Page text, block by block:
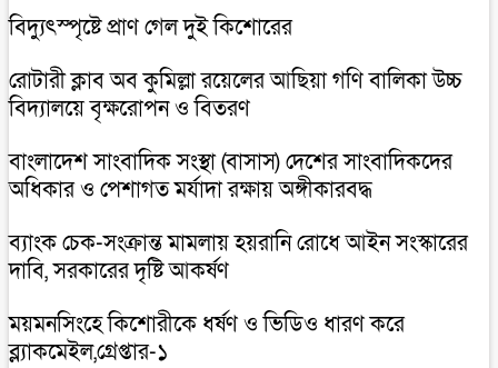
বিদ্যুৎস্পৃষ্টে প্রাণ গেল দুই কিশোরের
রোটারী ক্লাব অব কুমিল্লা রয়েলের আছিয়া গণি বালিকা উচ্চ
বিদ্যালয়ে বৃক্ষরোপন ও বিতরণ
বাংলাদেশ সাংবাদিক সংস্থা (বাসাস) দেশের সাংবাদিকদের
অধিকার ও পেশাগত মর্যাদা রক্ষায় অঙ্গীকারবদ্ধ
ব্যাংক চেক-সংক্রান্ত মামলায় হয়রানি রোধে আইন সংস্কারের
দাবি, সরকারের দৃষ্টি আকর্ষণ
ময়মনসিংহে কিশোরীকে ধর্ষণ ও ভিডিও ধারণ করে
ব্ল্যাকমেইল,গ্রেপ্তার-১